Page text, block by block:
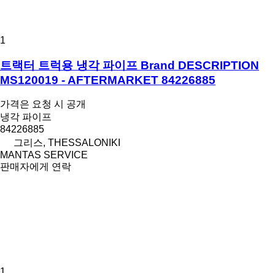
1
트랙터 트럭용 냉각 파이프 Brand DESCRIPTION
MS120019 - AFTERMARKET 84226885
가격은 요청 시 공개
냉각 파이프
84226885
그리스, THESSALONIKI
MANTAS SERVICE
판매자에게 연락